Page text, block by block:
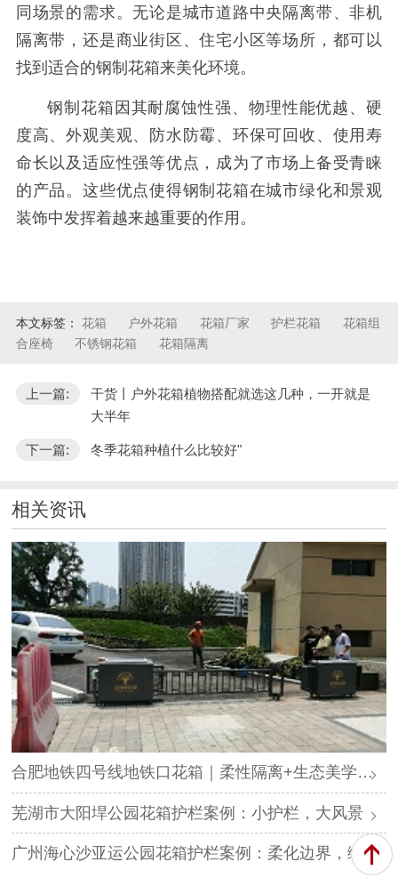
同场景的需求。无论是城市道路中央隔离带、非机
隔离带，还是商业街区、住宅小区等场所，都可以
找到适合的钢制花箱来美化环境。
钢制花箱因其耐腐蚀性强、物理性能优越、硬
度高、外观美观、防水防霉、环保可回收、使用寿
命长以及适应性强等优点，成为了市场上备受青睐
的产品。这些优点使得钢制花箱在城市绿化和景观
装饰中发挥着越来越重要的作用。
本文标签： 花箱 户外花箱 花箱厂家 护栏花箱
花箱组
合座椅
不锈钢花箱 花箱隔离
上一篇:
干货丨户外花箱植物搭配就选这几种，一开就是
大半年
下一篇: 冬季花箱种植什么比较好"
相关资讯
合肥地铁四号线地铁口花箱｜柔性隔离+生态美学，打造城市绿色归家路
芜湖市大阳垾公园花箱护栏案例：小护栏，大风景
广州海心沙亚运公园花箱护栏案例：柔化边界，绿意共生